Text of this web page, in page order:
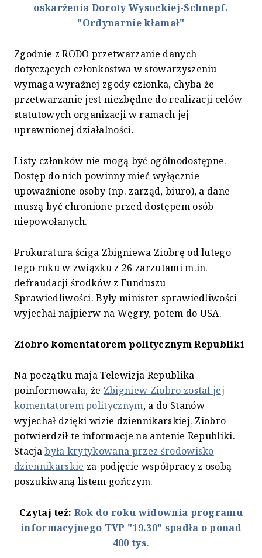
oskarżenia Doroty Wysockiej-Schnepf.
"Ordynarnie kłamał"
Zgodnie z RODO przetwarzanie danych
dotyczących członkostwa w stowarzyszeniu
wymaga wyraźnej zgody członka, chyba że
przetwarzanie jest niezbędne do realizacji celów
statutowych organizacji w ramach jej
uprawnionej działalności.
Listy członków nie mogą być ogólnodostępne.
Dostęp do nich powinny mieć wyłącznie
upoważnione osoby (np. zarząd, biuro), a dane
muszą być chronione przed dostępem osób
niepowołanych.
Prokuratura ściga Zbigniewa Ziobrę od lutego
tego roku w związku z 26 zarzutami m.in.
defraudacji środków z Funduszu
Sprawiedliwości. Były minister sprawiedliwości
wyjechał najpierw na Węgry, potem do USA.
Ziobro komentatorem politycznym Republiki
Na początku maja Telewizja Republika
poinformowała, że Zbigniew Ziobro został jej
komentatorem politycznym, a do Stanów
wyjechał dzięki wizie dziennikarskiej. Ziobro
potwierdził te informacje na antenie Republiki.
Stacjabyła krytykowana przez środowisko
dziennikarskie za podjęcie współpracy z osobą
poszukiwaną listem gończym.
Czytaj też: Rok do roku widownia programu
informacyjnego TVP "19.30" spadła o ponad
400 tys.